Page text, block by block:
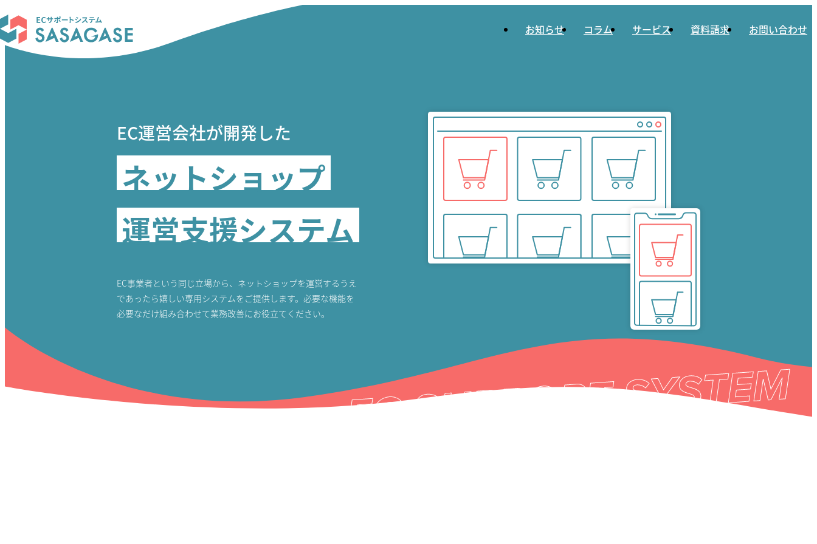
お知らせ コラム サービス 資料請求 お問い合わせ
EC運営会社が開発した
ネットショップ
運営支援システム
EC事業者という同じ立場から、ネットショップを運営するうえ
であったら嬉しい専用システムをご提供します。必要な機能を
必要なだけ組み合わせて業務改善にお役立てください。